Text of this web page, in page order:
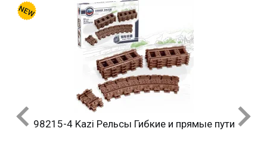
среди всех китов. Он может даже проглотить человека
целиком. Тем не менее, люди могут не бояться этого,
потому что его интересует только атакующий кальмар,
из которого он потребляет около 1,5 тонн в день. Его
мозг весит 9,5 килограмма и, следовательно, он
является самым тяжелым среди всех млекопитающих.
Он перемещается по морю, используя эхолокацию. Вы
издалека можете услышать, как он свистнет, скрипит и
стонет под водой.
Интересный факт
98215-4 Kazi Рельсы Гибкие и прямые пути